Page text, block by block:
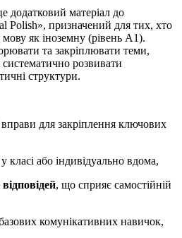
додатковий матеріал до
Polish», призначений для тих, хто
як іноземну (рівень A1).
та закріплювати теми,
розвивати
структури.
вправи для закріплення ключових
класі або індивідуально вдома,
, що сприяє самостійній
комунікативних навичок,